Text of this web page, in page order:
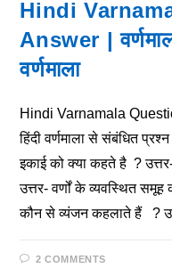
Hindi
Answer |
वर्णमाला
Hindi Varnamala
हिंदी वर्णमाला से संबंधित
इकाई को क्या कहते है ?
उत्तर- वर्णों के व्यवस्थित
कौन से व्यंजन कहलाते हैं ?
2 COMMENTS